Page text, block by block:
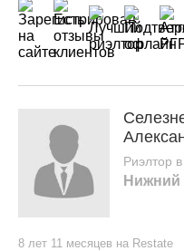
Риэлтор
Нижний
8 лет 11 месяцев на Restate